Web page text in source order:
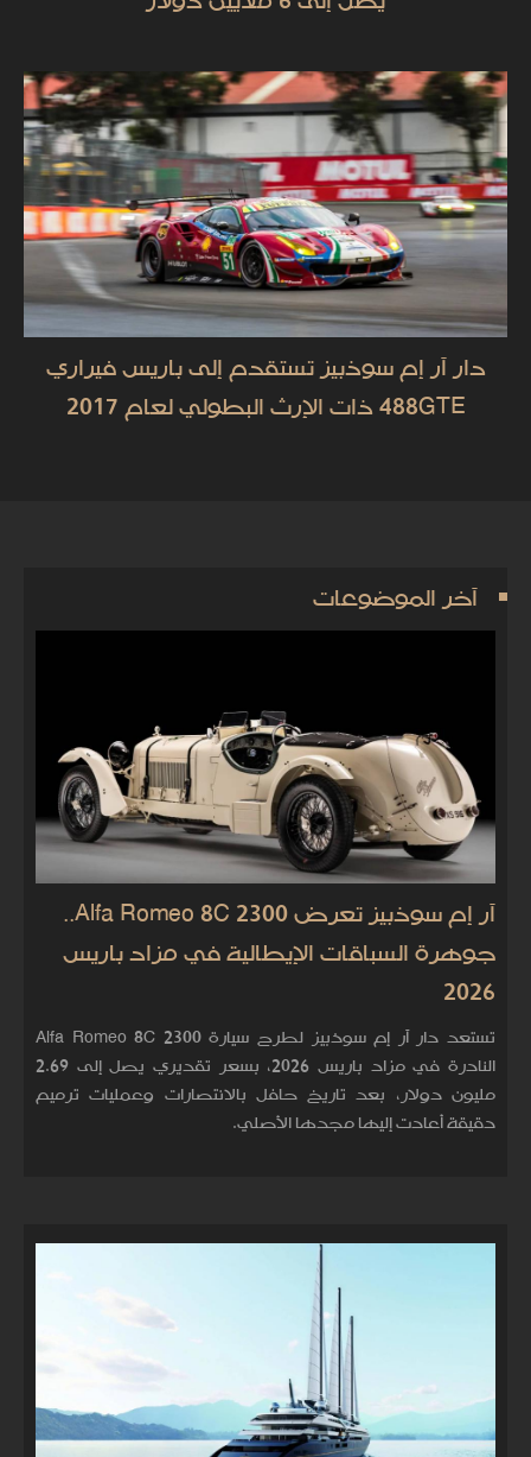
دار آر إم سوذبيز تستقدم إلى باريس فيراري
488GTE ذات الإرث البطولي لعام 2017
آخر الموضوعات
آر إم سوذبيز تعرض Alfa Romeo 8C 2300..
جوهرة السباقات الإيطالية في مزاد باريس
2026
تستعد دار آر إم سوذبيز لطرح سيارة Alfa Romeo 8C 2300
النادرة في مزاد باريس 2026، بسعر تقديري يصل إلى 2.69
مليون دولار، بعد تاريخ حافل بالانتصارات وعمليات ترميم
دقيقة أعادت إليها مجدها الأصلي.